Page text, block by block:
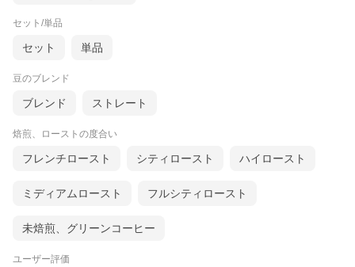
セット/単品
セット 単品
豆のブレンド
ブレンド ストレート
焙煎、ローストの度合い
フレンチロースト シティロースト ハイロースト
ミディアムロースト フルシティロースト
未焙煎、グリーンコーヒー
ユーザー評価